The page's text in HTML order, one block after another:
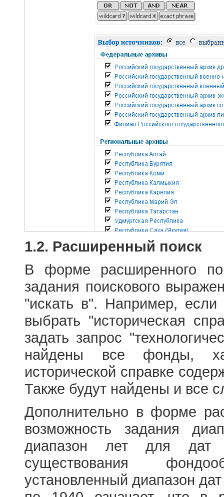
1.2. Расширенный поиск
В форме расширенного
задания поискового
"искать в". Например,
выбрать "историческая
задать запрос
найдены все фонды,
исторической справке
Также будут найдены и все
Дополнительно в форме
возможность задания
диапазон лет для
существования
установленный диапазон